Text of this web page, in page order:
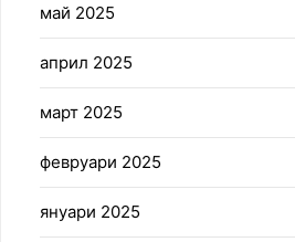
май 2025
април 2025
март 2025
февруари 2025
януари 2025